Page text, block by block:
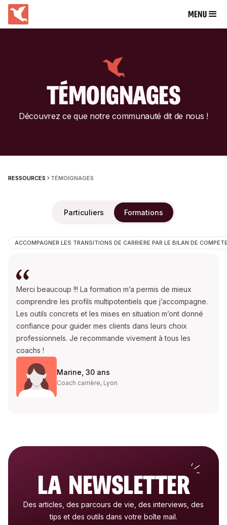
MENU
TÉMOIGNAGES
Découvrez ce que notre communauté dit de nous !
RESSOURCES TÉMOIGNAGES
Particuliers Formations
ACCOMPAGNER LES TRANSITIONS DE CARRIÈRE PAR LE BILAN DE
Merci beaucoup !!! La formation m’a permis de mieux
comprendre les profils multipotentiels que j’accompagne.
Les outils concrets et les mises en situation m’ont donné
confiance pour guider mes clients dans leurs choix
professionnels. Je recommande vivement à tous les
coachs !
Marine, 30 ans
Coach carrière, Lyon
LA NEWSLETTER
Des articles, des parcours de vie, des interviews, des
tips et des outils dans votre boîte mail.